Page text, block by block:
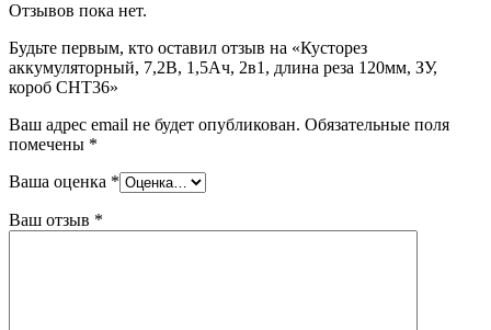
Отзывов пока нет.
Будьте первым, кто оставил отзыв на «Кусторез
аккумуляторный, 7,2В, 1,5Ач, 2в1, длина реза 120мм, ЗУ,
короб СНТ36»
Ваш адрес email не будет опубликован. Обязательные поля
помечены *
Ваша оценка *
Ваш отзыв *